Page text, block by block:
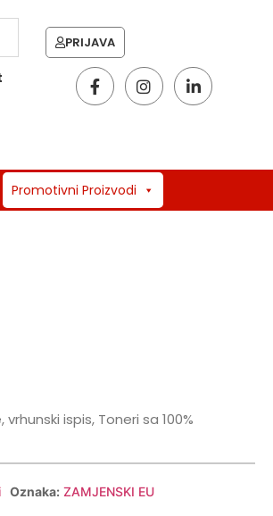
PRIJAVA
Promotivni Proizvodi
ispis, Toneri sa 100%
Oznaka: ZAMJENSKI EU